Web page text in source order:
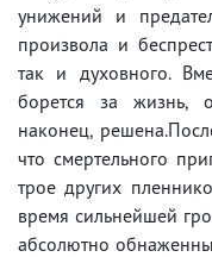
унижений и
произвола и
так и духовного.
борется за жизнь,
наконец,
что смертельного
трое других
время сильнейшей
абсолютно